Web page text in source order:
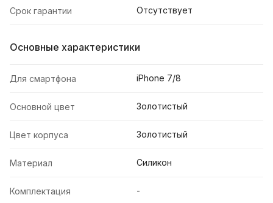
Срок гарантии Отсутствует
Основные характеристики
Для смартфона iPhone 7/8
Основной цвет Золотистый
Цвет корпуса Золотистый
Материал Силикон
Комплектация -